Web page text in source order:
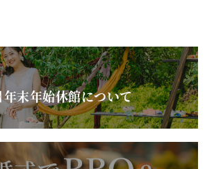
年末年始休館について